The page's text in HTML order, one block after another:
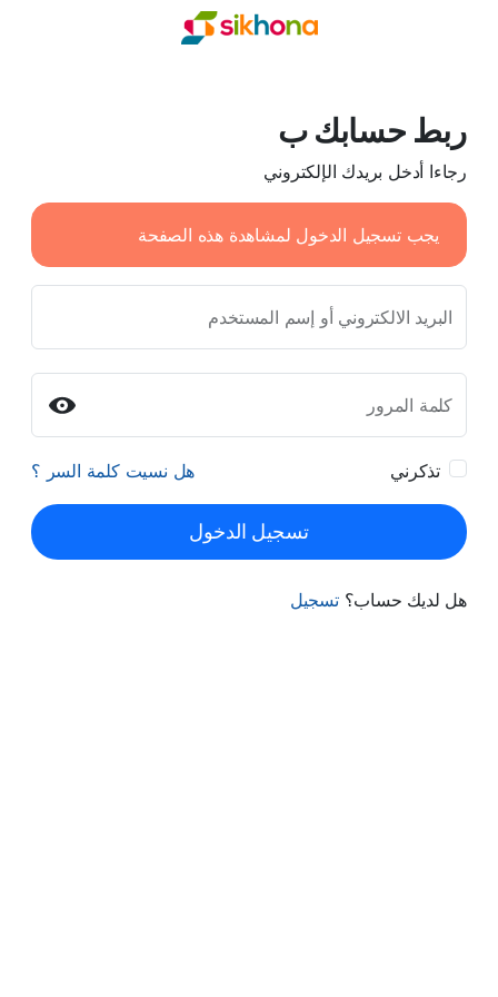
ربط حسابك ب
رجاءا أدخل بريدك الإلكتروني
يجب تسجيل الدخول لمشاهدة هذه الصفحة
البريد الالكتروني أو إسم المستخدم
كلمة المرور
تذكرني هل نسيت كلمة السر ؟
تسجيل الدخول
هل لديك حساب؟تسجيل